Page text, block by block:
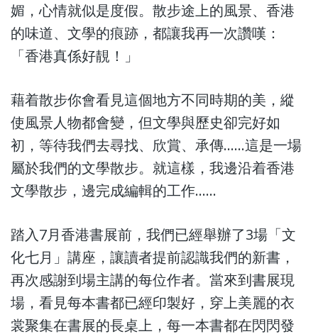
媚，心情就似是度假。散步途上的風景、香港
的味道、文學的痕跡，都讓我再一次讚嘆：
「香港真係好靚！」
藉着散步你會看見這個地方不同時期的美，縱
使風景人物都會變，但文學與歷史卻完好如
初，等待我們去尋找、欣賞、承傳……這是一場
屬於我們的文學散步。就這樣，我邊沿着香港
文學散步，邊完成編輯的工作……
踏入7月香港書展前，我們已經舉辦了3場「文
化七月」講座，讓讀者提前認識我們的新書，
再次感謝到場主講的每位作者。當來到書展現
場，看見每本書都已經印製好，穿上美麗的衣
裳聚集在書展的長桌上，每一本書都在閃閃發